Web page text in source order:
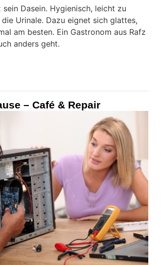
Dasein. Hygienisch, leicht zu
Urinale. Dazu eignet sich glattes,
am besten. Ein Gastronom aus Rafz
anders geht.
– Café & Repair